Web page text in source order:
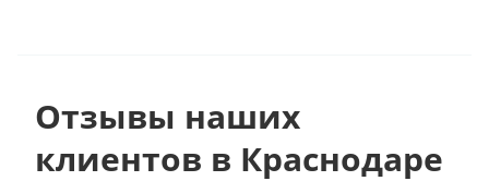
Отзывы наших
клиентов в Краснодаре